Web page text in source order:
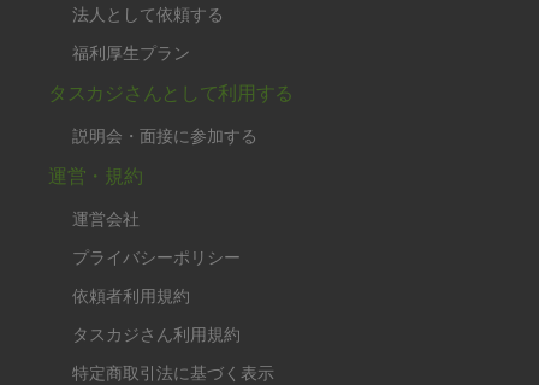
法人として依頼する
福利厚生プラン
タスカジさんとして利用する
説明会・面接に参加する
運営・規約
運営会社
プライバシーポリシー
依頼者利用規約
タスカジさん利用規約
特定商取引法に基づく表示